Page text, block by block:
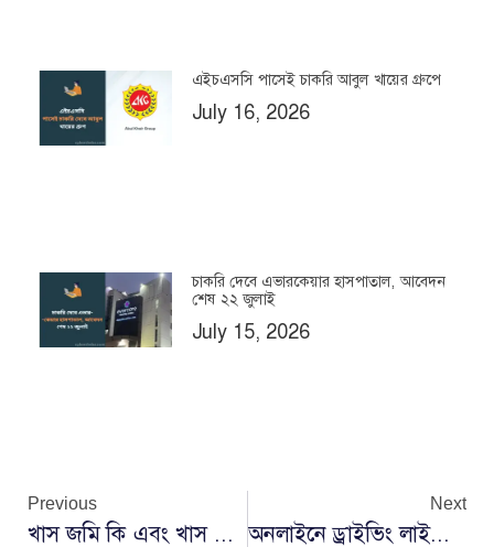
এইচএসসি পাসেই চাকরি আবুল খায়ের গ্রুপে
July 16, 2026
চাকরি দেবে এভারকেয়ার হাসপাতাল, আবেদন
শেষ ২২ জুলাই
July 15, 2026
Previous
খাস জমি কি এবং খাস জমি চেনার উপায়
Next
অনলাইনে ড্রাইভিং লাইসেন্স লার্নার কার্ডের আবেদন করবেন কিভাবে